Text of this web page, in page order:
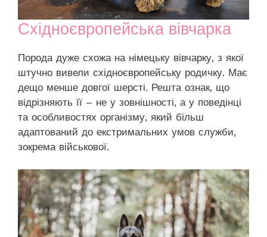
Східноєвропейська вівчарка
Порода дуже схожа на німецьку вівчарку, з якої
штучно вивели східноєвропейську родичку. Має
дещо менше довгої шерсті. Решта ознак, що
відрізняють її – не у зовнішності, а у поведінці
та особливостях організму, який більш
адаптований до екстримальних умов служби,
зокрема військової.